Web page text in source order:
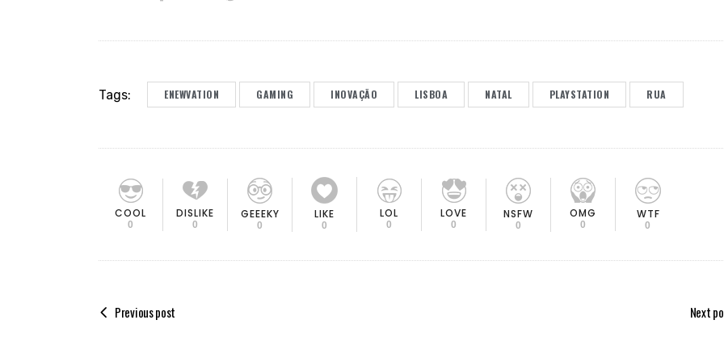
Tags: ENEWVATION GAMING INOVAÇÃO LISBOA NATAL PLAYSTATION RUA
COOL
0
DISLIKE
0
GEEEKY
0
LIKE
0
LOL
0
LOVE
0
NSFW
0
OMG
0
WTF
0
Previous post Next